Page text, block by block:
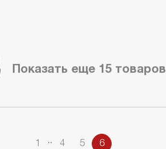
Показать еще 15 товаров
. . 4 5 6